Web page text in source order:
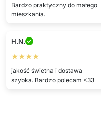
Bardzo praktyczny do małego
mieszkania.
H.N.
★★★★
jakość świetna i dostawa
szybka. Bardzo polecam <33